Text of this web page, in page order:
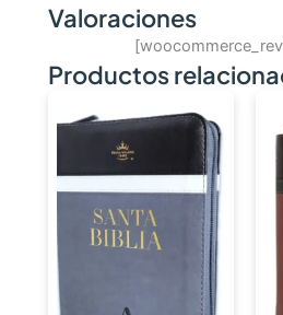
equivalencia formal,
cadencia de Reina, sin alterar
Aceptada ampliamente por
esencial para el crecimiento
profundo de la Palabra.
CONTENIDO
Palabras de Jesús en
identificación
Valoraciones
Productos